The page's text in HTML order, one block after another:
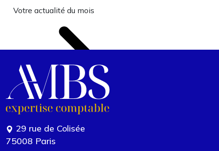
Votre actualité du mois
29 rue de Colisée
75008 Paris